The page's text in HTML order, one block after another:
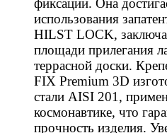
использования
HILST LOCK,
площади прилегания
террасной доски.
FIX Premium 3D
стали AISI 201,
космонавтике, что
прочность изделия.